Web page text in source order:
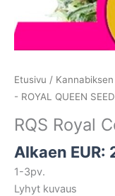
Etusivu /
- ROYAL QUEEN
RQS Royal
Alkaen EUR:
1-3pv.
Lyhyt kuvaus